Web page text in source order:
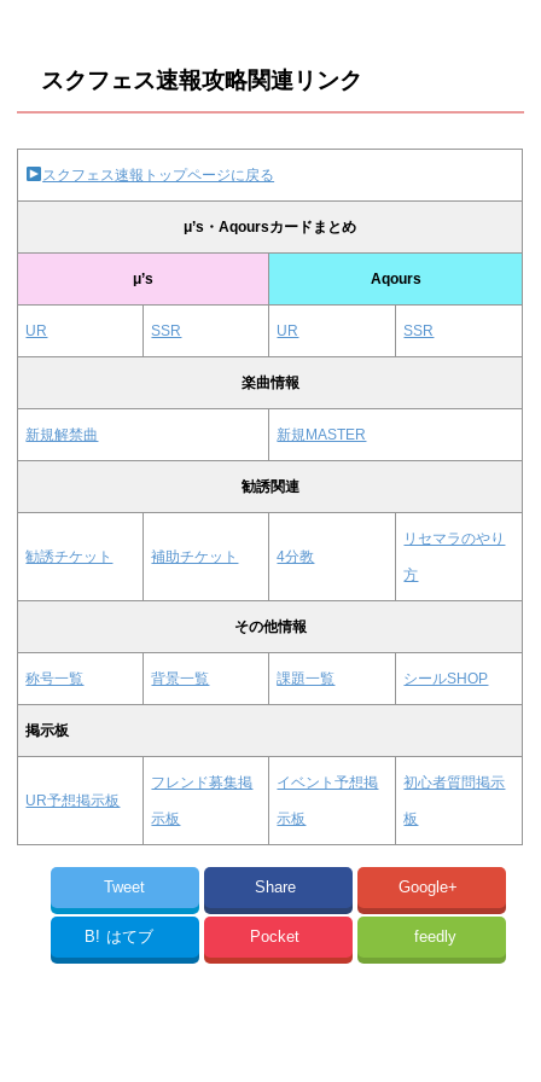
スクフェス速報攻略関連リンク
スクフェス速報トップページに戻る
μ’s・Aqoursカードまとめ
μ’s Aqours
UR SSR UR SSR
楽曲情報
新規解禁曲 新規MASTER
勧誘関連
勧誘チケット 補助チケット 4分教
リセマラのやり
方
その他情報
称号一覧 背景一覧 課題一覧 シールSHOP
掲示板
UR予想掲示板
フレンド募集掲
示板
イベント予想掲
示板
初心者質問掲示
板
Tweet Share Google+
B! はてブ Pocket feedly